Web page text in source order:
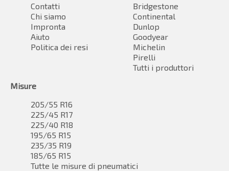
Contatti
Chi siamo
Impronta
Aiuto
Politica dei resi
Bridgestone
Continental
Dunlop
Goodyear
Michelin
Pirelli
Tutti i produttori
Misure
205/55 R16
225/45 R17
225/40 R18
195/65 R15
235/35 R19
185/65 R15
Tutte le misure di pneumatici